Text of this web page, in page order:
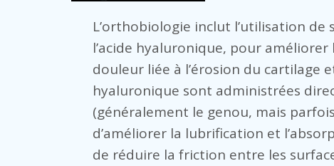
L’orthobiologie inclut l’utilisation
l’acide hyaluronique, pour
douleur liée à l’érosion du cartilage
hyaluronique sont administrées
(généralement le genou, mais
d’améliorer la lubrification et
de réduire la friction entre les